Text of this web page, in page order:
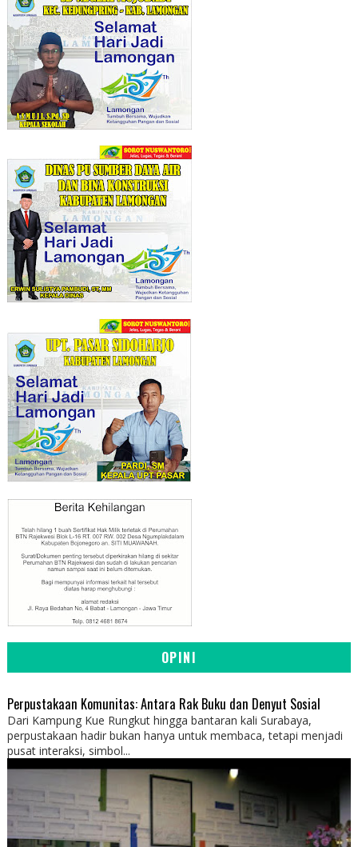
OPINI
Perpustakaan Komunitas: Antara Rak Buku dan Denyut Sosial
Dari Kampung Kue Rungkut hingga bantaran kali Surabaya,
perpustakaan hadir bukan hanya untuk membaca, tetapi menjadi
pusat interaksi, simbol...